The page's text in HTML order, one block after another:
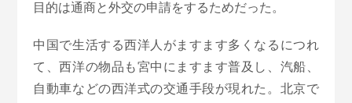
目的は通商と外交の申請をするためだった。
中国で生活する西洋人がますます多くなるにつれ
て、西洋の物品も宮中にますます普及し、汽船、
自動車などの西洋式の交通手段が現れた。北京で